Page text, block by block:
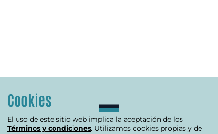
Cookies
El uso de este sitio web implica la aceptación de los
Términos y condiciones. Utilizamos cookies propias y de